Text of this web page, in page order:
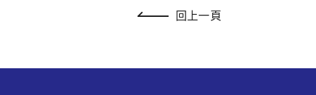
回上一頁